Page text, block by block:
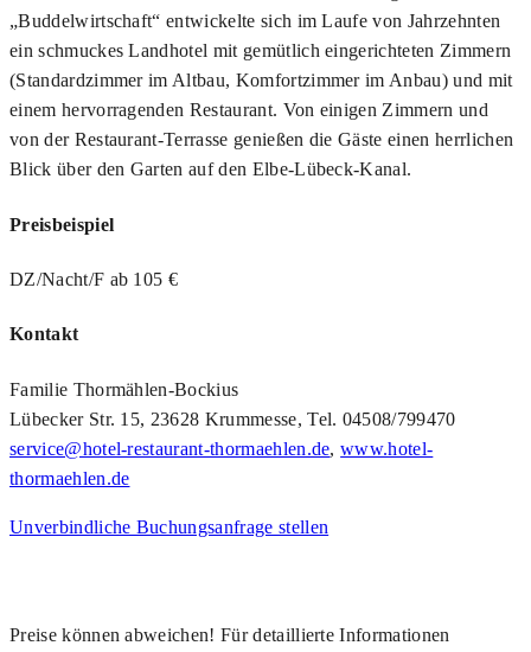
„Buddelwirtschaft“ entwickelte sich im Laufe von Jahrzehnten
ein schmuckes Landhotel mit gemütlich eingerichteten Zimmern
(Standardzimmer im Altbau, Komfortzimmer im Anbau) und mit
einem hervorragenden Restaurant. Von einigen Zimmern und
von der Restaurant-Terrasse genießen die Gäste einen herrlichen
Blick über den Garten auf den Elbe-Lübeck-Kanal.
Preisbeispiel
DZ/Nacht/F ab 105 €
Kontakt
Familie Thormählen-Bockius
Lübecker Str. 15, 23628 Krummesse, Tel. 04508/799470
service@hotel-restaurant-thormaehlen.de,www.hotel-
thormaehlen.de
Unverbindliche Buchungsanfrage stellen
Preise können abweichen! Für detaillierte Informationen